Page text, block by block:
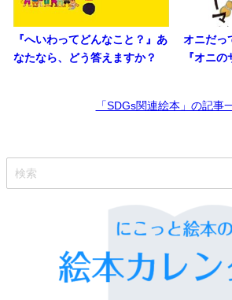
『へいわってどんなこと？』あ
なたなら、どう答えますか？
オニだっ
『オニの
「SDGs関連絵本」の記事